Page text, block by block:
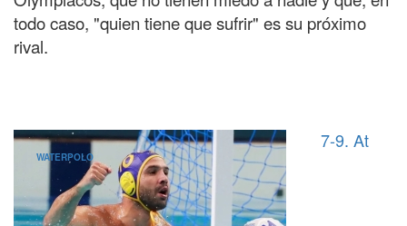
todo caso, "quien tiene que sufrir" es su próximo
rival.
WATERPOLO
7-9. At